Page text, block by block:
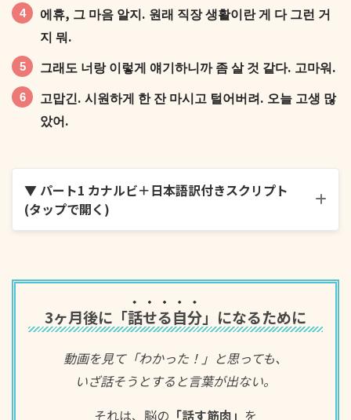
에휴, 그 마음 알지. 원래 직장 생활이란 게 다 그런 거
지 뭐.
그래도 너랑 이렇게 얘기하니까 좀 살 것 같다. 고마워.
고맙긴. 시원하게 한 잔 마시고 털어버려. 오늘 고생 많
았어.
▼ パート1 カナルビ＋日本語訳付きスクリプト
(タップで開く)
무슨 일 있었어? 일단 앉아봐. 시원한 맥주 사 왔어.
3ヶ月後に「話せる自分」になるために
動画を見て「わかった！」と思っても、
いざ話そうとすると言葉が出ない。
それは、脳の 「話す筋肉」 を